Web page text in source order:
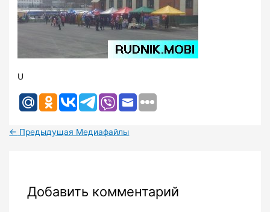
U
← Предыдущая Медиафайлы
Добавить комментарий